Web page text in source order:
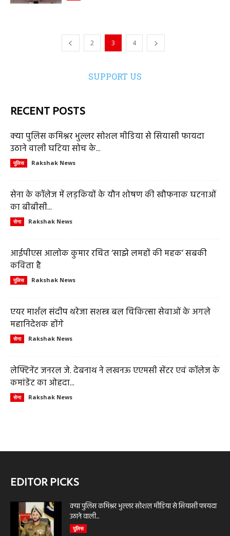
2 3 4
SUPPORT US
RECENT POSTS
क्या पुलिस कमिश्नर भुल्लर सोशल मीडिया से सियासी फायदा
उठाने वाली घटिया सोच के...
पुलिस Rakshak News
सेना के कॉलेज में लड़कियों के यौन शोषण की खौफनाक घटनाओं
का बीबीसी...
सेना Rakshak News
आईपीएस आलोक कुमार रचित ‘साझे लमहों की महक’ सबकी
कविता है
पुलिस Rakshak News
एयर मार्शल संदीप थरेजा सशस्त्र बल चिकित्सा सेवाओं के अगले
महानिदेशक होंगे
सेना Rakshak News
लेफ्टिनेंट जनरल जे. देबनाथ ने लखनऊ एएमसी सेंटर एवं कॉलेज के
कमांडेंट का ओहदा...
सेना Rakshak News
EDITOR PICKS
क्या पुलिस कमिश्नर भुल्लर सोशल मीडिया से सियासी फायदा
उठाने वाली...
पुलिस